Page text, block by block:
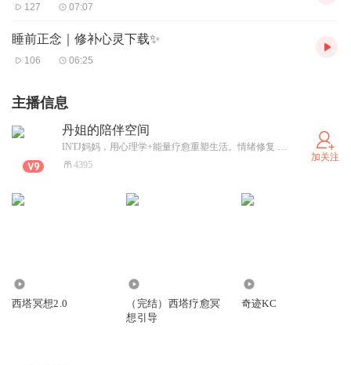
127 07:07
睡前正念｜修补心灵下载✨
106 06:25
主播信息
丹姐的陪伴空间
INTJ妈妈，用心理学+能量疗愈重塑生活。情绪修复 亲子关系 能量提升 自我实现 一起从焦虑妈妈，蜕变为自在女神〰 更多内容 （同名）
4395
加关注
西塔冥想2.0
（完结）西塔疗愈冥
想引导
奇迹KC